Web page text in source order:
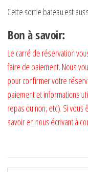
Cette sortie bateau est
Bon à savoir:
Le carré de réservation
faire de paiement. Nous
pour confirmer votre
paiement et informations
repas ou non, etc). Si vous
savoir en nous écrivant à